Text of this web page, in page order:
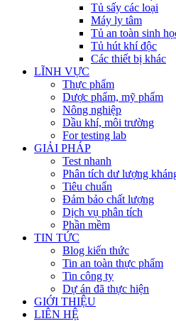
Tủ sấy các loại
Máy ly tâm
Tủ an toàn sinh
Tủ hút khí độc
Các thiết bị khác
LĨNH VỰC
Thực phẩm
Dược phẩm, mỹ phẩm
Nông nghiệp
Dầu khí, môi trường
For testing lab
GIẢI PHÁP
Test nhanh
Phân tích dư lượng
Tiêu chuẩn
Đảm bảo chất lượng
Dịch vụ phân tích
Phần mềm
TIN TỨC
Blog kiến thức
Tin an toàn thực phẩm
Tin công ty
Dự án đã thực hiện
GIỚI THIỆU
LIÊN HỆ